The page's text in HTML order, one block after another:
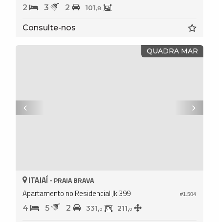
2 3 2 101,8
Consulte-nos
QUADRA MAR
#1.504
ITAJAÍ - PRAIA BRAVA
Apartamento no Residencial Jk 399
4 5 2 331,0 211,0